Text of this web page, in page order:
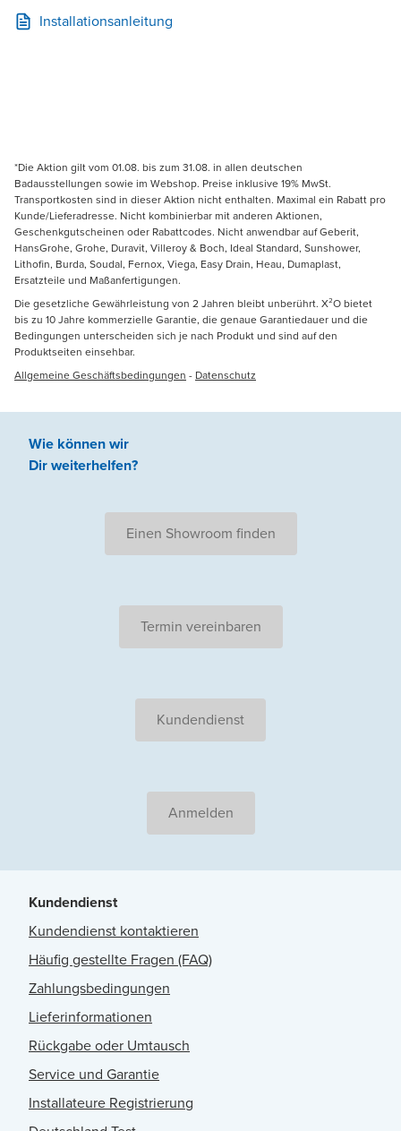
Installationsanleitung
*Die Aktion gilt vom 01.08. bis zum 31.08. in allen deutschen
Badausstellungen sowie im Webshop. Preise inklusive 19% MwSt.
Transportkosten sind in dieser Aktion nicht enthalten. Maximal ein Rabatt pro
Kunde/Lieferadresse. Nicht kombinierbar mit anderen Aktionen,
Geschenkgutscheinen oder Rabattcodes. Nicht anwendbar auf Geberit,
HansGrohe, Grohe, Duravit, Villeroy & Boch, Ideal Standard, Sunshower,
Lithofin, Burda, Soudal, Fernox, Viega, Easy Drain, Heau, Dumaplast,
Ersatzteile und Maßanfertigungen.
Die gesetzliche Gewährleistung von 2 Jahren bleibt unberührt. X²O bietet
bis zu 10 Jahre kommerzielle Garantie, die genaue Garantiedauer und die
Bedingungen unterscheiden sich je nach Produkt und sind auf den
Produktseiten einsehbar.
Allgemeine Geschäftsbedingungen - Datenschutz
Wie können wir
Dir weiterhelfen?
Einen Showroom finden
Termin vereinbaren
Kundendienst
Anmelden
Kundendienst
Kundendienst kontaktieren
Häufig gestellte Fragen (FAQ)
Zahlungsbedingungen
Lieferinformationen
Rückgabe oder Umtausch
Service und Garantie
Installateure Registrierung